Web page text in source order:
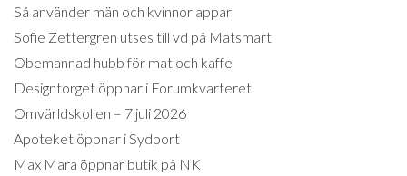
Så använder män och kvinnor appar
Sofie Zettergren utses till vd på Matsmart
Obemannad hubb för mat och kaffe
Designtorget öppnar i Forumkvarteret
Omvärldskollen – 7 juli 2026
Apoteket öppnar i Sydport
Max Mara öppnar butik på NK